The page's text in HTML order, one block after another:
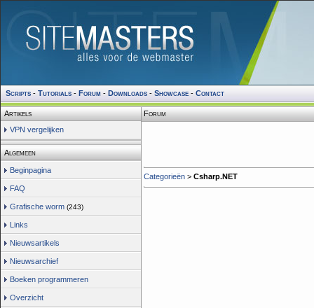
Scripts - Tutorials - Forum - Downloads - Showcase - Contact
Artikels
VPN vergelijken
Algemeen
Beginpagina
FAQ
Grafische worm (243)
Links
Nieuwsartikels
Nieuwsarchief
Boeken programmeren
Overzicht
Forum
Categorieën > Csharp.NET